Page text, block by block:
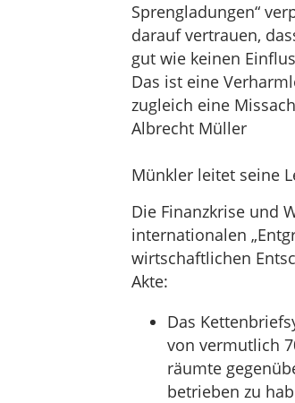
Sprengladungen“
darauf vertrauen,
gut wie keinen
Das ist eine
zugleich eine
Albrecht Müller
Münkler leitet seine
Die Finanzkrise und
internationalen
wirtschaftlichen
Akte:
Das
von vermutlich
räumte
betrieben zu